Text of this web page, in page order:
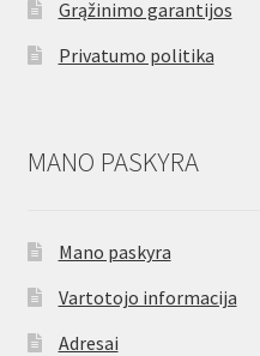
Grąžinimo garantijos
Privatumo politika
MANO PASKYRA
Mano paskyra
Vartotojo informacija
Adresai